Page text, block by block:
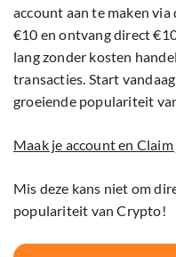
account aan te maken
€10 en ontvang direct
lang zonder kosten
transacties. Start
groeiende populariteit
Maak je account en
Mis deze kans niet om
populariteit van Crypto!